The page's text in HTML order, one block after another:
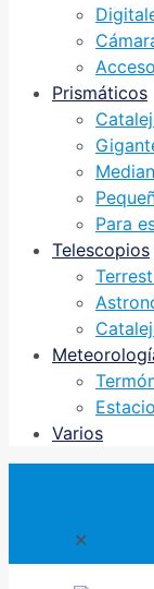
Prismáticos
Para
Telescopios
Varios
✕